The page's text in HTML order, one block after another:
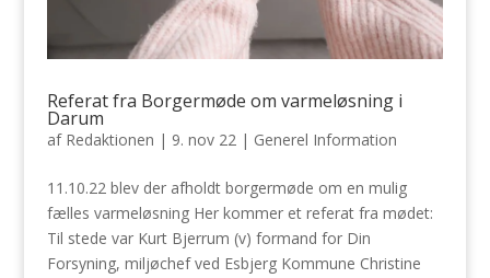
Referat fra Borgermøde om varmeløsning i
Darum
af Redaktionen | 9. nov 22| Generel Information
11.10.22 blev der afholdt borgermøde om en mulig
fælles varmeløsning Her kommer et referat fra mødet:
Til stede var Kurt Bjerrum (v) formand for Din
Forsyning, miljøchef ved Esbjerg Kommune Christine